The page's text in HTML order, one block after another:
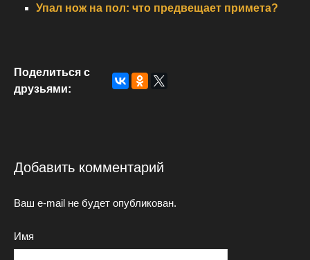
Упал нож на пол: что предвещает примета?
Поделиться с
друзьями:
Добавить комментарий
Ваш e-mail не будет опубликован.
Имя